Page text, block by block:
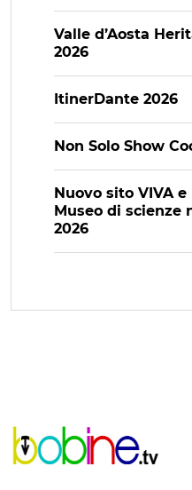
Valle d’Aosta
2026
ItinerDante 2026
Non Solo Show
Nuovo sito VIVA
Museo di scienze
2026